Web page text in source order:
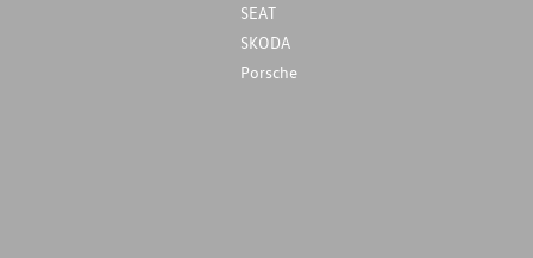
SEAT
SKODA
Porsche